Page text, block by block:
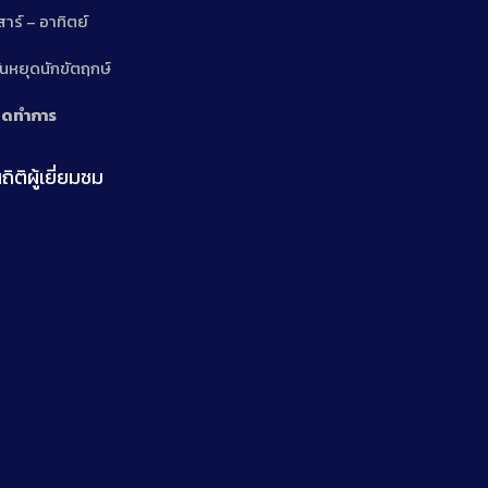
าร์ – อาทิตย์
หยุดนักขัตฤกษ์
ทำการ
ติผู้เยี่ยมชม